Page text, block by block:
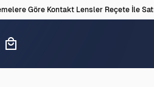
Göre Kontakt Lensler Reçete İle